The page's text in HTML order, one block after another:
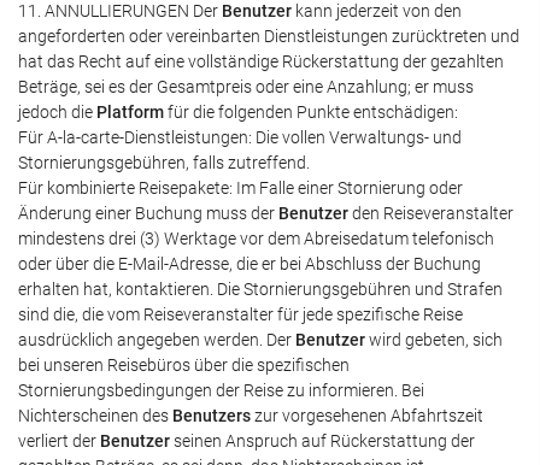
11. ANNULLIERUNGEN Der Benutzer kann jederzeit von den
angeforderten oder vereinbarten Dienstleistungen zurücktreten und
hat das Recht auf eine vollständige Rückerstattung der gezahlten
Beträge, sei es der Gesamtpreis oder eine Anzahlung; er muss
jedoch die Platformfür die folgenden Punkte entschädigen:
Für A-la-carte-Dienstleistungen: Die vollen Verwaltungs- und
Stornierungsgebühren, falls zutreffend.
Für kombinierte Reisepakete: Im Falle einer Stornierung oder
Änderung einer Buchung muss der Benutzerden Reiseveranstalter
mindestens drei (3) Werktage vor dem Abreisedatum telefonisch
oder über die E-Mail-Adresse, die er bei Abschluss der Buchung
erhalten hat, kontaktieren. Die Stornierungsgebühren und Strafen
sind die, die vom Reiseveranstalter für jede spezifische Reise
ausdrücklich angegeben werden. Der Benutzerwird gebeten, sich
bei unseren Reisebüros über die spezifischen
Stornierungsbedingungen der Reise zu informieren. Bei
Nichterscheinen des Benutzerszur vorgesehenen Abfahrtszeit
verliert der Benutzerseinen Anspruch auf Rückerstattung der